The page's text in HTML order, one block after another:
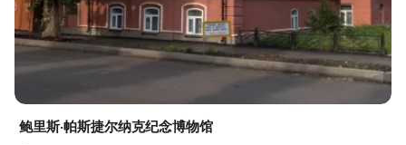
鲍里斯·帕斯捷尔纳克纪念博物馆